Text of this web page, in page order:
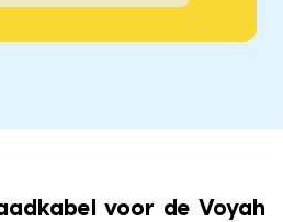
voor de Voyah